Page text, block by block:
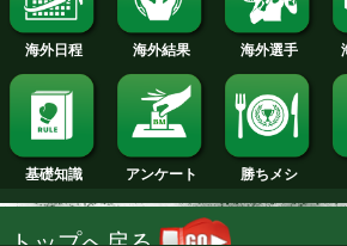
2011
2010